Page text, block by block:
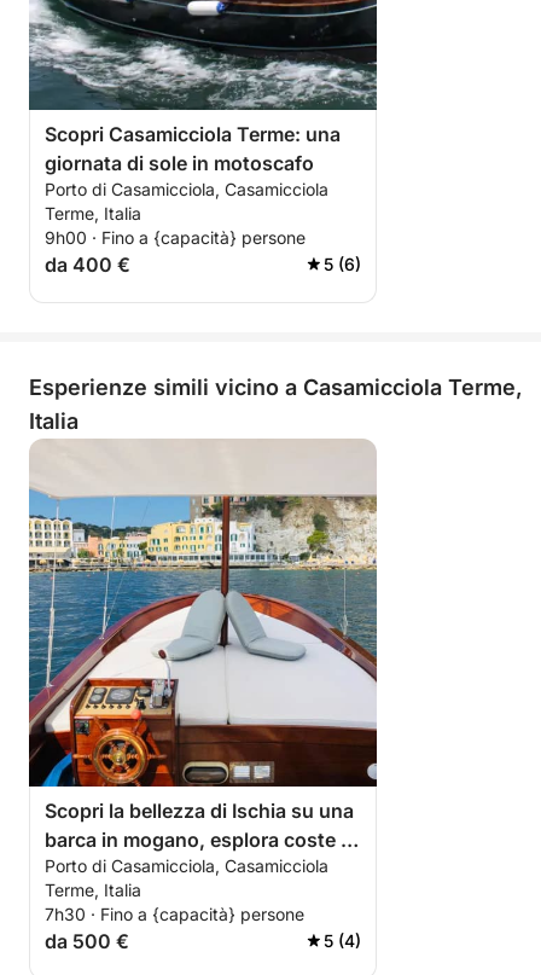
Scopri Casamicciola Terme: una
giornata di sole in motoscafo
Porto di Casamicciola, Casamicciola
Terme, Italia
9h00 · Fino a {capacità} persone
da 400 € 5 (6)
Esperienze simili vicino a Casamicciola Terme,
Italia
Scopri la bellezza di Ischia su una
barca in mogano, esplora coste e
grotte segrete.
Porto di Casamicciola, Casamicciola
Terme, Italia
7h30 · Fino a {capacità} persone
da 500 € 5 (4)